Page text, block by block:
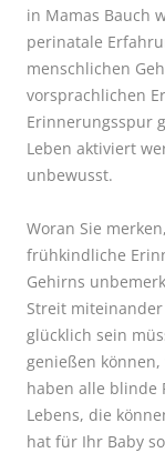
in Mamas Bauch
perinatale
menschlichen
vorsprachlichen
Erinnerungsspur
Leben aktiviert
unbewusst.
Woran Sie
frühkindliche
Gehirns
Streit
glücklich sein
genießen
haben alle blinde
Lebens, die
hat für Ihr Baby